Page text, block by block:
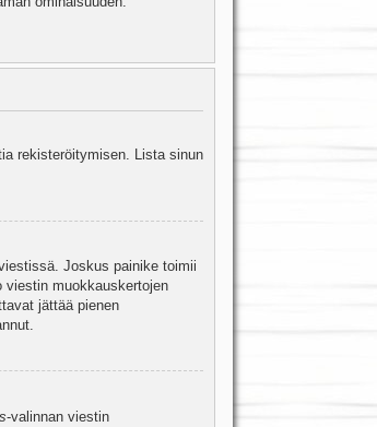
rekisteröitymisen. Lista sinun
Joskus painike toimii
muokkauskertojen
jättää pienen
-valinnan viestin